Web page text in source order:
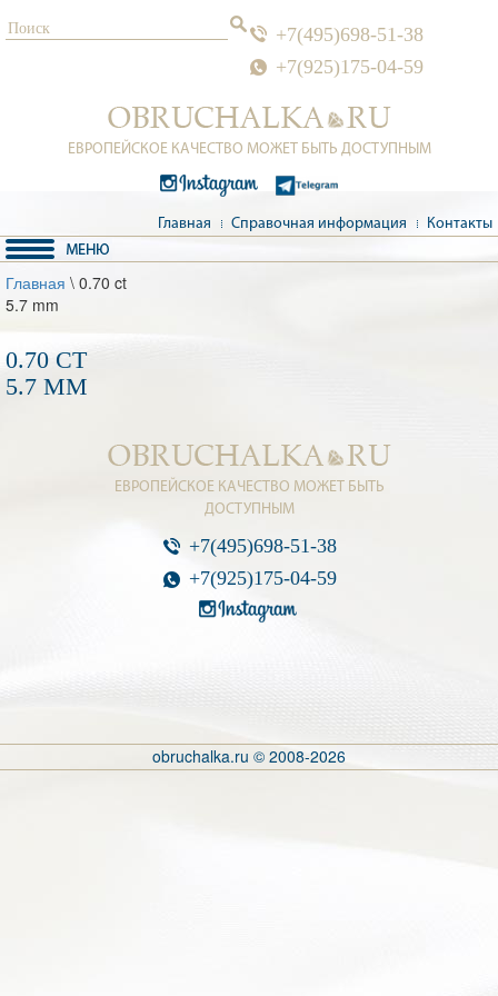
+7(495)698-51-38
+7(925)175-04-59
ЕВРОПЕЙСКОЕ КАЧЕСТВО МОЖЕТ БЫТЬ ДОСТУПНЫМ
Главная Справочная информация Контакты
Главная \ 0.70 ct
5.7 mm
0.70 CT
5.7 MM
+7(495)698-51-38
+7(925)175-04-59
ЕВРОПЕЙСКОЕ КАЧЕСТВО МОЖЕТ БЫТЬ
ДОСТУПНЫМ
obruchalka.ru © 2008-2026